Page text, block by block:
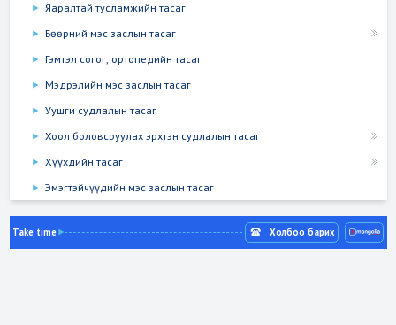
Яаралтай тусламжийн тасаг
Бөөрний мэс заслын тасаг
Гэмтэл согог, ортопедийн тасаг
Мэдрэлийн мэс заслын тасаг
Уушги судлалын тасаг
Хоол боловсруулах эрхтэн судлалын тасаг
Хүүхдийн тасаг
Эмэгтэйчүүдийн мэс заслын тасаг
Take time Холбоо барих